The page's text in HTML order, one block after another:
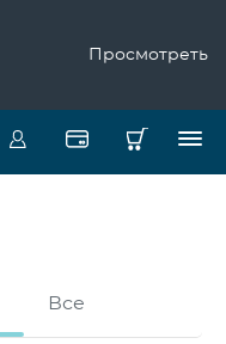
Просмотреть
Все